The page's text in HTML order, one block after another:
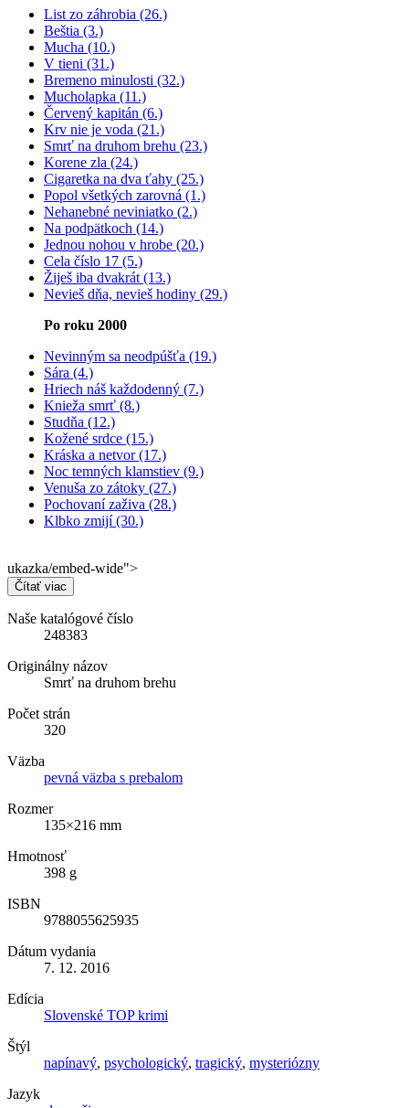
List zo záhrobia (26.)
Beštia (3.)
Mucha (10.)
V tieni (31.)
Bremeno minulosti (32.)
Mucholapka (11.)
Červený kapitán (6.)
Krv nie je voda (21.)
Smrť na druhom brehu (23.)
Korene zla (24.)
Cigaretka na dva ťahy (25.)
Popol všetkých zarovná (1.)
Nehanebné neviniatko (2.)
Na podpätkoch (14.)
Jednou nohou v hrobe (20.)
Cela číslo 17 (5.)
Žiješ iba dvakrát (13.)
Nevieš dňa, nevieš hodiny (29.)
Po roku 2000
Nevinným sa neodpúšťa (19.)
Sára (4.)
Hriech náš každodenný (7.)
Knieža smrť (8.)
Studňa (12.)
Kožené srdce (15.)
Kráska a netvor (17.)
Noc temných klamstiev (9.)
Venuša zo zátoky (27.)
Pochovaní zaživa (28.)
Klbko zmijí (30.)
ukazka/embed-wide">
Čítať viac
Naše katalógové číslo
248383
Originálny názov
Smrť na druhom brehu
Počet strán
320
Väzba
pevná väzba s prebalom
Rozmer
135×216 mm
Hmotnosť
398 g
ISBN
9788055625935
Dátum vydania
7. 12. 2016
Edícia
Slovenské TOP krimi
Štýl
napínavý, psychologický, tragický, mysteriózny
Jazyk